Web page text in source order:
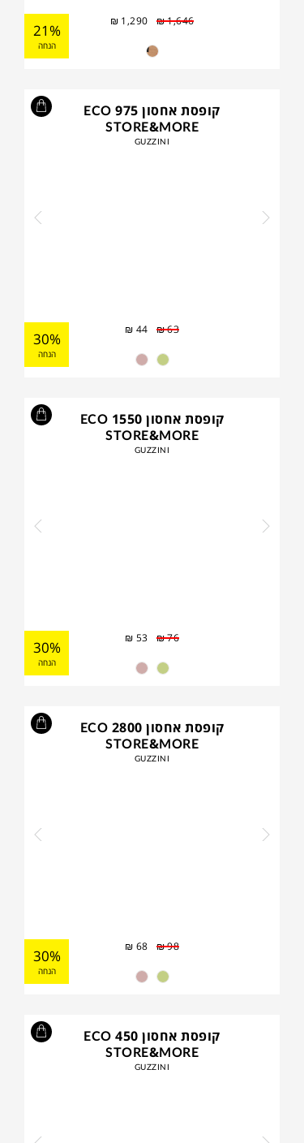
₪1,646
₪ 1,290
21%
הנחה
קופסת אחסון 975 ECO
STORE&MORE
GUZZINI
₪63
₪ 44
30%
הנחה
קופסת אחסון 1550 ECO
STORE&MORE
GUZZINI
₪76
₪ 53
30%
הנחה
קופסת אחסון 2800 ECO
STORE&MORE
GUZZINI
₪98
₪ 68
30%
הנחה
קופסת אחסון 450 ECO
STORE&MORE
GUZZINI